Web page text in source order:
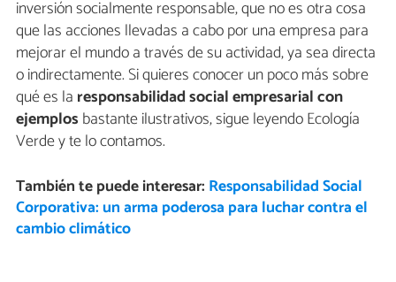
inversión socialmente responsable, que no es otra cosa
que las acciones llevadas a cabo por una empresa para
mejorar el mundo a través de su actividad, ya sea directa
o indirectamente. Si quieres conocer un poco más sobre
qué es la responsabilidad social empresarial con
ejemplos bastante ilustrativos, sigue leyendo Ecología
Verde y te lo contamos.
También te puede interesar: Responsabilidad Social
Corporativa: un arma poderosa para luchar contra el
cambio climático